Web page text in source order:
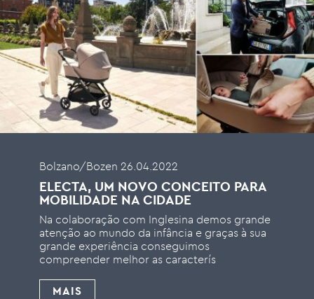
Bolzano/Bozen 26.04.2022
ELECTA, UM NOVO CONCEITO PARA
MOBILIDADE NA CIDADE
Na colaboração com Inglesina demos grande
atenção ao mundo da infância e graças à sua
grande experiência conseguimos
compreender melhor as caracterís
MAIS